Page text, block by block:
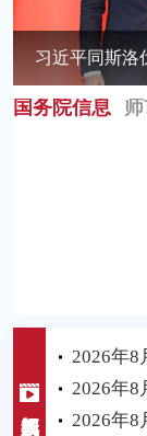
习近平同斯洛
国务院信息
2026年8
2026年8
2026年8